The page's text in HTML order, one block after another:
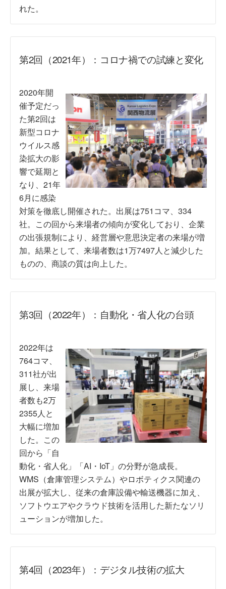
れた。
第2回（2021年）：コロナ禍での試練と変化
2020年開
催予定だっ
た第2回は
新型コロナ
ウイルス感
染拡大の影
響で延期と
なり、21年
6月に感染
対策を徹底し開催された。出展は751コマ、334
社。この回から来場者の傾向が変化しており、企業
の出張規制により、経営層や意思決定者の来場が増
加。結果として、来場者数は1万7497人と減少した
ものの、商談の質は向上した。
第3回（2022年）：自動化・省人化の台頭
2022年は
764コマ、
311社が出
展し、来場
者数も2万
2355人と
大幅に増加
した。この
回から「自
動化・省人化」「AI・IoT」の分野が急成長。
WMS（倉庫管理システム）やロボティクス関連の
出展が拡大し、従来の倉庫設備や輸送機器に加え、
ソフトウエアやクラウド技術を活用した新たなソリ
ューションが増加した。
第4回（2023年）：デジタル技術の拡大